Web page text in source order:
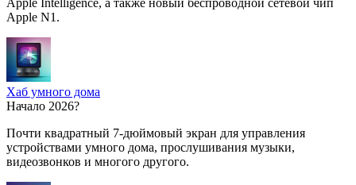
Apple Intelligence, а также новый беспроводной сетевой чип
Apple N1.
Хаб умного дома
Начало 2026?
Почти квадратный 7-дюймовый экран для управления
устройствами умного дома, прослушивания музыки,
видеозвонков и многого другого.